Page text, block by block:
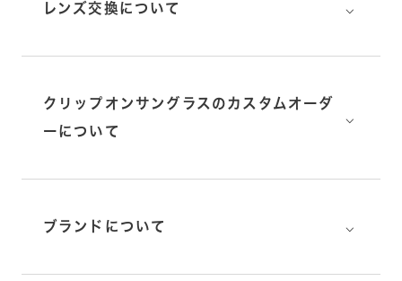
レンズ交換について ⌵
クリップオンサングラスのカスタムオーダ
ーについて
⌵
ブランドについて ⌵